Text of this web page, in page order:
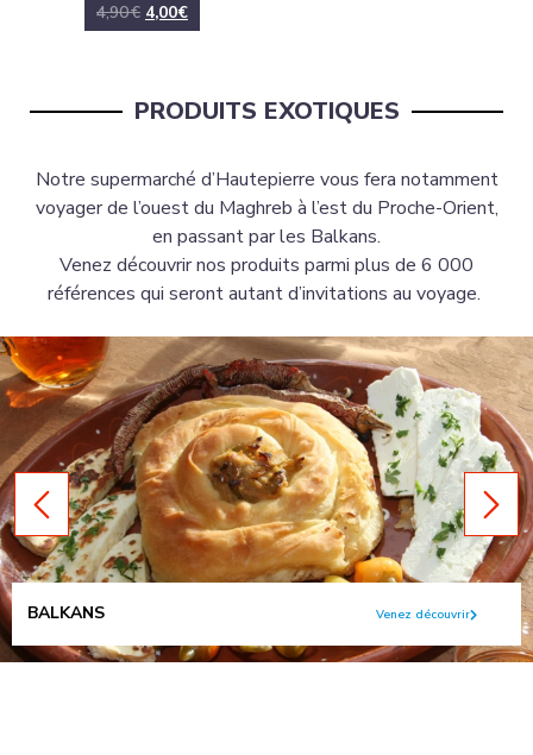
4,90€ 4,00€
PRODUITS EXOTIQUES
Notre supermarché d’Hautepierre vous fera notamment
voyager de l’ouest du Maghreb à l’est du Proche-Orient,
en passant par les Balkans.
Venez découvrir nos produits parmi plus de 6 000
références qui seront autant d’invitations au voyage.
BALKANS Venez découvrir